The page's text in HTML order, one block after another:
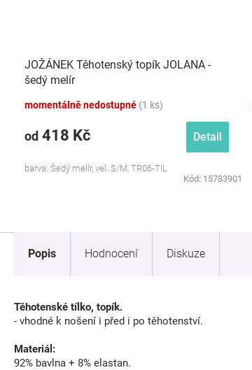
JOŽÁNEK Těhotenský topík JOLANA -
šedý melír
momentálně nedostupné (1 ks)
od 418 Kč Detail
barva: Šedý melír, vel. S/M, TR06-TIL
Kód: 15783901
Popis Hodnocení Diskuze
Těhotenské tílko, topík.
- vhodné k nošení i před i po těhotenství.
Materiál:
92% bavlna + 8% elastan.